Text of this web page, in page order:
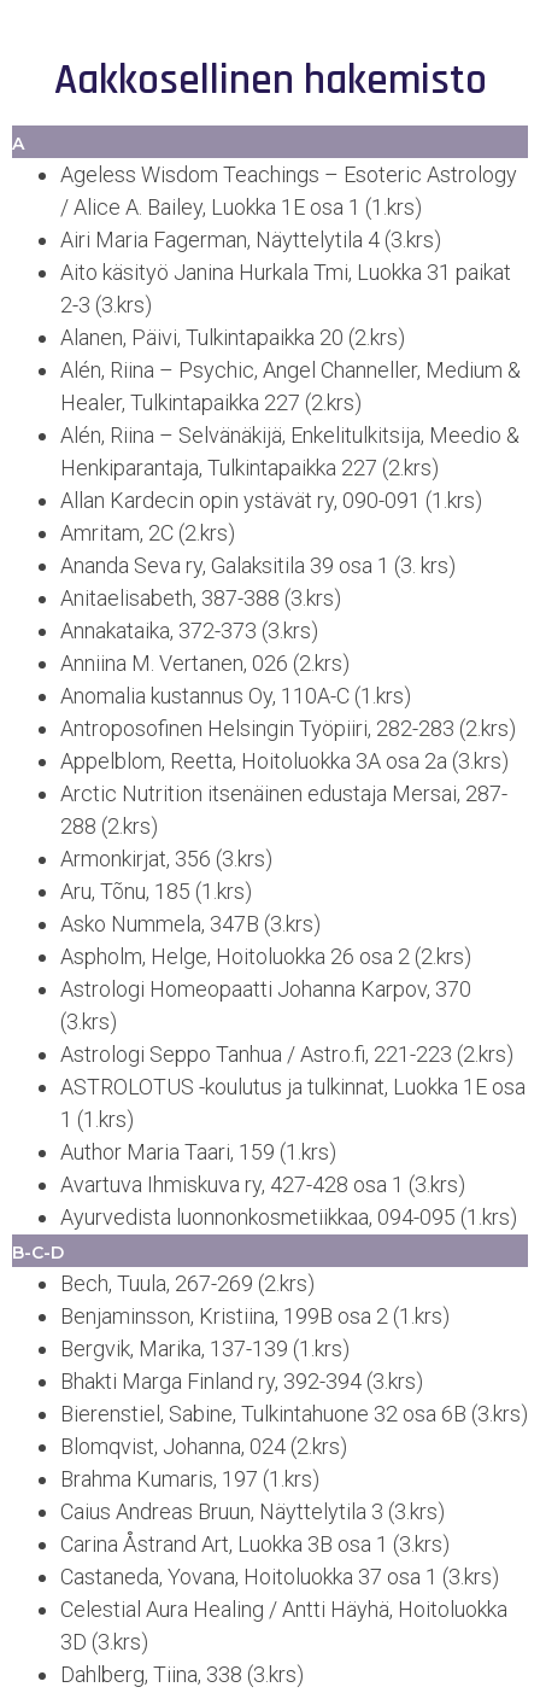
Aakkosellinen hakemisto
A
Ageless Wisdom Teachings – Esoteric Astrology
/ Alice A. Bailey, Luokka 1E osa 1 (1.krs)
Airi Maria Fagerman, Näyttelytila 4 (3.krs)
Aito käsityö Janina Hurkala Tmi, Luokka 31 paikat
2-3 (3.krs)
Alanen, Päivi, Tulkintapaikka 20 (2.krs)
Alén, Riina – Psychic, Angel Channeller, Medium &
Healer, Tulkintapaikka 227 (2.krs)
Alén, Riina – Selvänäkijä, Enkelitulkitsija, Meedio &
Henkiparantaja, Tulkintapaikka 227 (2.krs)
Allan Kardecin opin ystävät ry, 090-091 (1.krs)
Amritam, 2C (2.krs)
Ananda Seva ry, Galaksitila 39 osa 1 (3. krs)
Anitaelisabeth, 387-388 (3.krs)
Annakataika, 372-373 (3.krs)
Anniina M. Vertanen, 026 (2.krs)
Anomalia kustannus Oy, 110A-C (1.krs)
Antroposofinen Helsingin Työpiiri, 282-283 (2.krs)
Appelblom, Reetta, Hoitoluokka 3A osa 2a (3.krs)
Arctic Nutrition itsenäinen edustaja Mersai, 287-
288 (2.krs)
Armonkirjat, 356 (3.krs)
Aru, Tõnu, 185 (1.krs)
Asko Nummela, 347B (3.krs)
Aspholm, Helge, Hoitoluokka 26 osa 2 (2.krs)
Astrologi Homeopaatti Johanna Karpov, 370
(3.krs)
Astrologi Seppo Tanhua / Astro.fi, 221-223 (2.krs)
ASTROLOTUS -koulutus ja tulkinnat, Luokka 1E osa
1 (1.krs)
Author Maria Taari, 159 (1.krs)
Avartuva Ihmiskuva ry, 427-428 osa 1 (3.krs)
Ayurvedista luonnonkosmetiikkaa, 094-095 (1.krs)
B-C-D
Bech, Tuula, 267-269 (2.krs)
Benjaminsson, Kristiina, 199B osa 2 (1.krs)
Bergvik, Marika, 137-139 (1.krs)
Bhakti Marga Finland ry, 392-394 (3.krs)
Bierenstiel, Sabine, Tulkintahuone 32 osa 6B (3.krs)
Blomqvist, Johanna, 024 (2.krs)
Brahma Kumaris, 197 (1.krs)
Caius Andreas Bruun, Näyttelytila 3 (3.krs)
Carina Åstrand Art, Luokka 3B osa 1 (3.krs)
Castaneda, Yovana, Hoitoluokka 37 osa 1 (3.krs)
Celestial Aura Healing / Antti Häyhä, Hoitoluokka
3D (3.krs)
Dahlberg, Tiina, 338 (3.krs)